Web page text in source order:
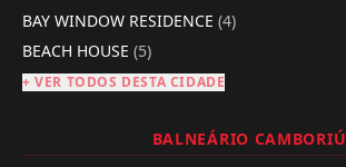
BAY WINDOW RESIDENCE (4)
BEACH HOUSE (5)
+ VER TODOS DESTA CIDADE
BALNEÁRIO CAMBORIÚ